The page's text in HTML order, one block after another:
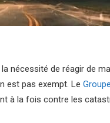
nécessité de réagir de
est pas exempt. Le
à la fois contre les